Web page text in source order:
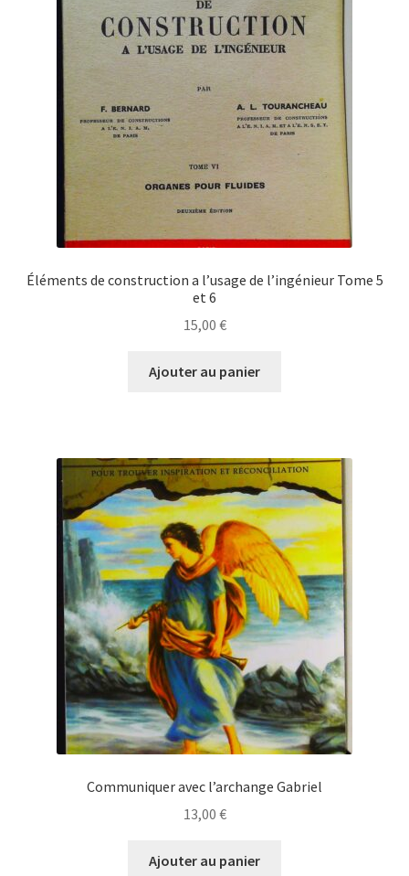
Éléments de construction a l’usage de l’ingénieur Tome 5
et 6
15,00 €
Ajouter au panier
Communiquer avec l’archange Gabriel
13,00 €
Ajouter au panier